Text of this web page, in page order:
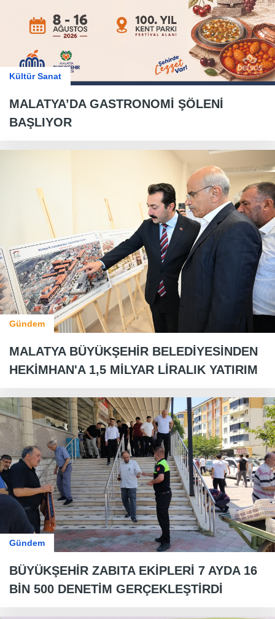
Kültür Sanat
MALATYA’DA GASTRONOMİ ŞÖLENİ
BAŞLIYOR
Gündem
MALATYA BÜYÜKŞEHİR BELEDİYESİNDEN
HEKİMHAN'A 1,5 MİLYAR LİRALIK YATIRIM
Gündem
BÜYÜKŞEHİR ZABITA EKİPLERİ 7 AYDA 16
BİN 500 DENETİM GERÇEKLEŞTİRDİ